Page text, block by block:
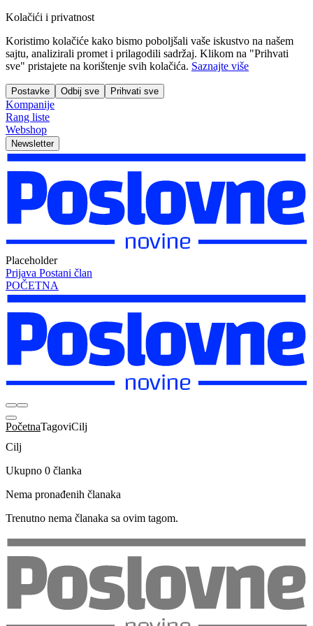
Kolačići i privatnost
Koristimo kolačiće kako bismo poboljšali vaše iskustvo na našem
sajtu, analizirali promet i prilagodili sadržaj. Klikom na "Prihvati
sve" pristajete na korištenje svih kolačića. Saznajte više
Postavke Odbij sve Prihvati sve
Kompanije
Rang liste
Webshop
Newsletter
Placeholder
Prijava Postani član
POČETNA
PočetnaTagoviCilj
Cilj
Ukupno 0 članka
Nema pronađenih članaka
Trenutno nema članaka sa ovim tagom.